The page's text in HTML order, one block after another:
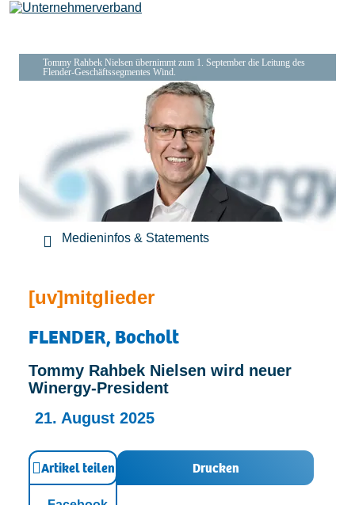
Mitglieder
[uv]campus | Seminare
Verband
Kontakt
Tommy Rahbek Nielsen übernimmt zum 1. September die Leitung des
Flender-Geschäftssegmentes Wind.
Medieninfos & Statements
[uv]mitglieder
FLENDER, Bocholt
Tommy Rahbek Nielsen wird neuer
Winergy-President
21. August 2025
Artikel teilen Drucken